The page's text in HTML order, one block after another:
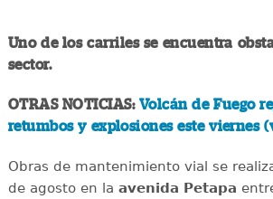
Uno de los carriles se encuentra
sector.
OTRAS NOTICIAS: Volcán de Fuego
retumbos y explosiones este viernes
Obras de mantenimiento vial se
de agosto en la avenida Petapa